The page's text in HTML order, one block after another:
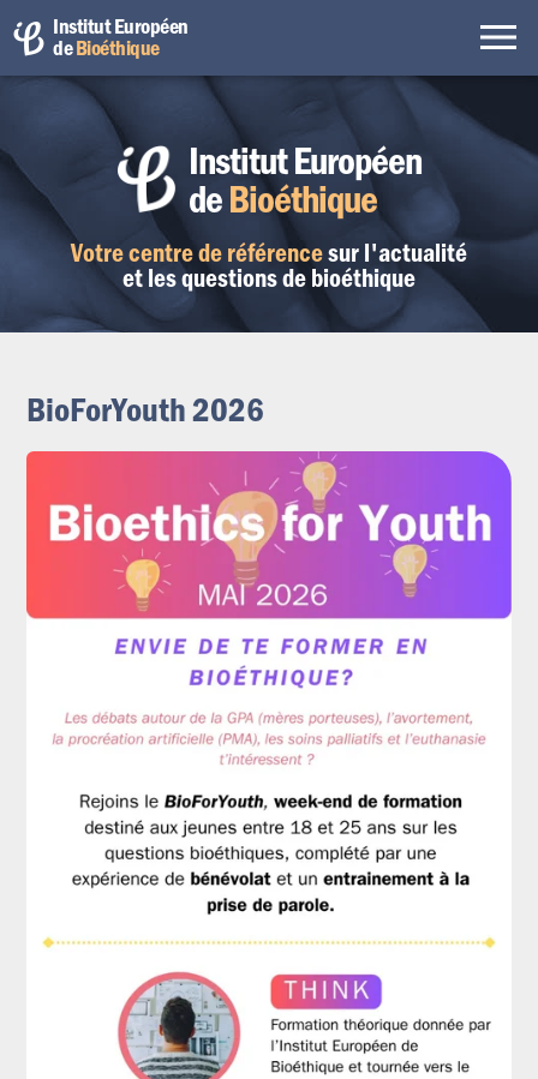
Institut Européen
deBioéthique
Votre centre de référencesur l'actualité
et les questions de bioéthique
Institut Européen
deBioéthique
BioForYouth 2026